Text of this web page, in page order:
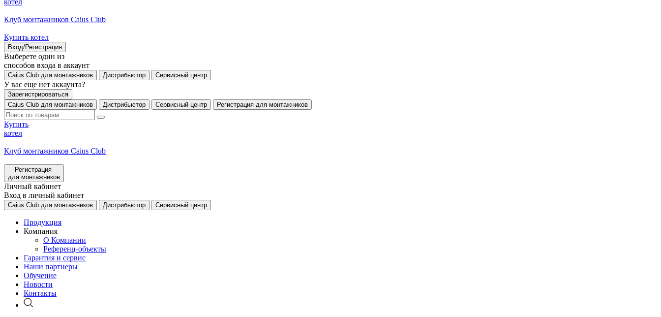
котел
Клуб монтажников Caius Club
Купить котел
Вход/Регистрация
Выберете один из
способов входа в аккаунт
Caius Club для монтажников Дистрибьютор Сервисный центр
У вас еще нет аккаунта?
Зарегистрироваться
Caius Club для монтажников
Дистрибьютор Сервисный центр Регистрация для монтажников
Купить
котел
Клуб монтажников Caius Club
Регистрация
для монтажников
Личный кабинет
Вход в личный кабинет
Caius Club для монтажников Дистрибьютор Сервисный центр
Продукция
Компания
О Компании
Референц-объекты
Гарантия и сервис
Наши партнеры
Обучение
Новости
Контакты